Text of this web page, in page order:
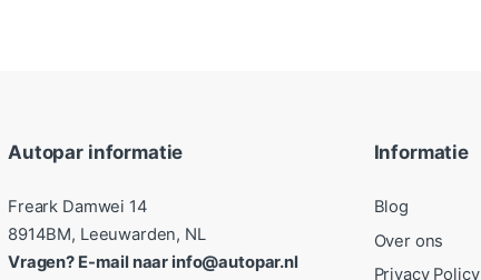
Autopar informatie
Freark Damwei 14
8914BM, Leeuwarden, NL
Vragen? E-mail naar info@autopar.nl
Informatie
Blog
Over ons
Privacy Policy